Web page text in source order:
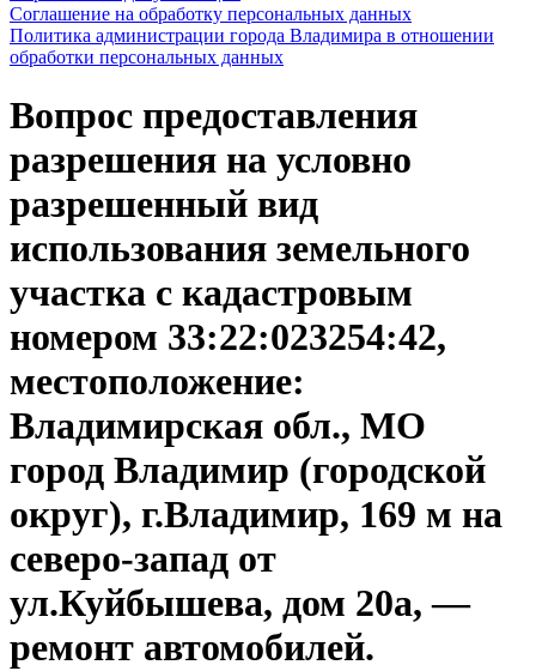
Соглашение на обработку персональных данных
Политика администрации города Владимира в отношении
обработки персональных данных
Вопрос предоставления
разрешения на условно
разрешенный вид
использования земельного
участка с кадастровым
номером 33:22:023254:42,
местоположение:
Владимирская обл., МО
город Владимир (городской
округ), г.Владимир, 169 м на
северо-запад от
ул.Куйбышева, дом 20а, —
ремонт автомобилей.